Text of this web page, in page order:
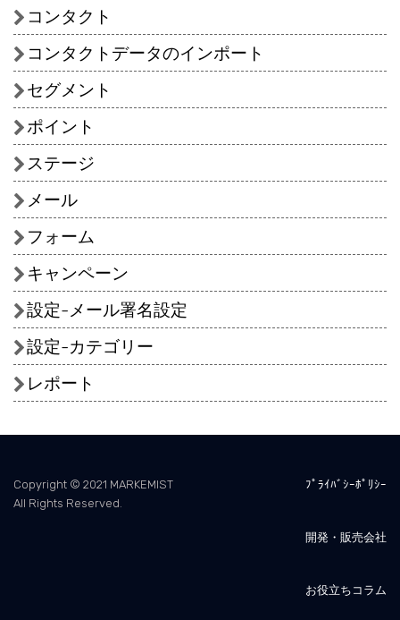
コンタクト
コンタクトデータのインポート
セグメント
ポイント
ステージ
メール
フォーム
キャンペーン
設定-メール署名設定
設定-カテゴリー
レポート
Copyright © 2021 MARKEMIST
All Rights Reserved.
ﾌﾟﾗｲﾊﾞｼｰﾎﾟﾘｼｰ
開発・販売会社
お役立ちコラム